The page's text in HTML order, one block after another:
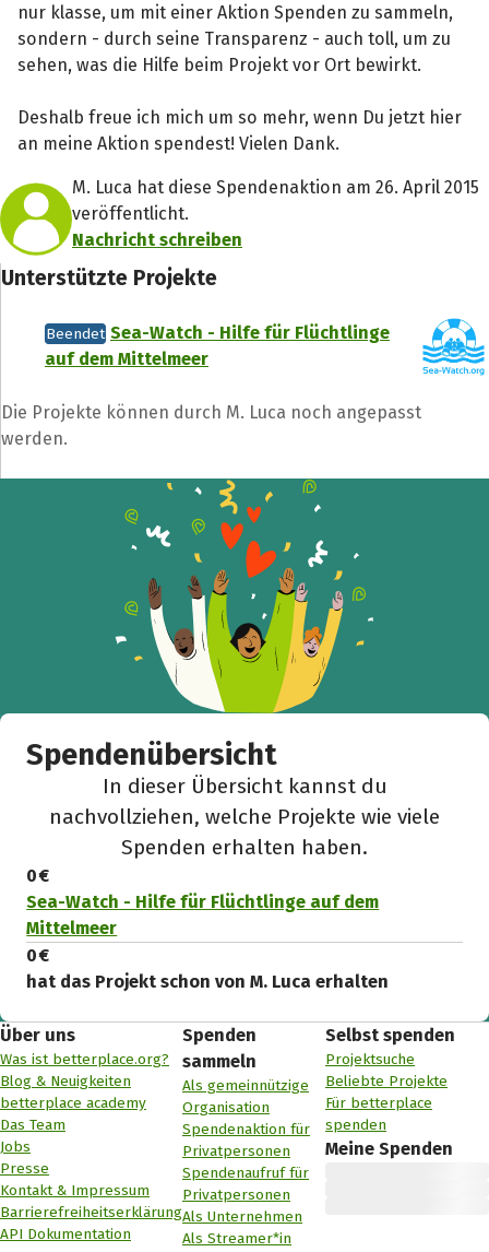
nur klasse, um mit einer Aktion Spenden zu sammeln,
sondern - durch seine Transparenz - auch toll, um zu
sehen, was die Hilfe beim Projekt vor Ort bewirkt.
Deshalb freue ich mich um so mehr, wenn Du jetzt hier
an meine Aktion spendest! Vielen Dank.
M. Luca hat diese Spendenaktion am 26. April 2015
veröffentlicht.
Nachricht schreiben
Unterstützte Projekte
Beendet Sea-Watch - Hilfe für Flüchtlinge
auf dem Mittelmeer
Die Projekte können durch M. Luca noch angepasst
werden.
Spendenübersicht
In dieser Übersicht kannst du
nachvollziehen, welche Projekte wie viele
Spenden erhalten haben.
0 €
Sea-Watch - Hilfe für Flüchtlinge auf dem
Mittelmeer
0 €
hat das Projekt schon von M. Luca erhalten
Über uns
Was ist betterplace.org?
Blog & Neuigkeiten
betterplace academy
Das Team
Jobs
Presse
Kontakt & Impressum
Barrierefreiheitserklärung
API Dokumentation
Spenden
sammeln
Als gemeinnützige
Organisation
Spendenaktion für
Privatpersonen
Spendenaufruf für
Privatpersonen
Als Unternehmen
Als Streamer*in
Selbst spenden
Projektsuche
Beliebte Projekte
Für betterplace
spenden
Meine Spenden